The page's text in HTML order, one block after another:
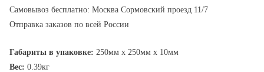
Самовывоз бесплатно: Москва Сормовский проезд 11/7
Отправка заказов по всей России
Габариты в упаковке: 250мм x 250мм x 10мм
Вес: 0.39кг